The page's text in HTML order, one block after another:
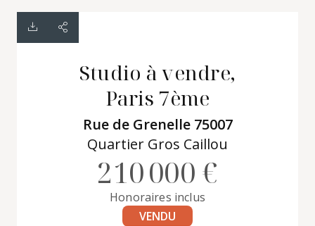
Studio à vendre,
Paris 7ème
Rue de Grenelle 75007
Quartier Gros Caillou
210 000 €
Honoraires inclus
VENDU